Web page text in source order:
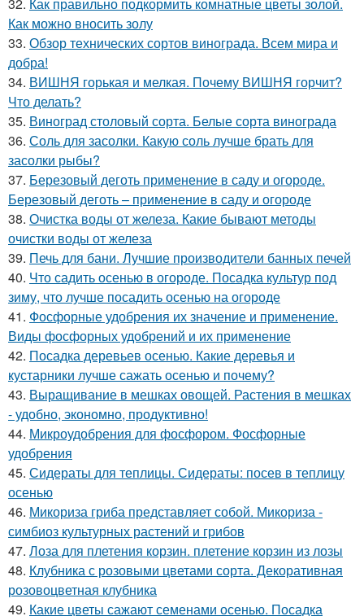
Как можно вносить золу
33. Обзор технических сортов винограда. Всем мира и
добра!
34. ВИШНЯ горькая и мелкая. Почему ВИШНЯ горчит?
Что делать?
35. Виноград столовый сорта. Белые сорта винограда
36. Соль для засолки. Какую соль лучше брать для
засолки рыбы?
37. Березовый деготь применение в саду и огороде.
Березовый деготь – применение в саду и огороде
38. Очистка воды от железа. Какие бывают методы
очистки воды от железа
39. Печь для бани. Лучшие производители банных печей
40. Что садить осенью в огороде. Посадка культур под
зиму, что лучше посадить осенью на огороде
41. Фосфорные удобрения их значение и применение.
Виды фосфорных удобрений и их применение
42. Посадка деревьев осенью. Какие деревья и
кустарники лучше сажать осенью и почему?
43. Выращивание в мешках овощей. Растения в мешках
- удобно, экономно, продуктивно!
44. Микроудобрения для фосфором. Фосфорные
удобрения
45. Сидераты для теплицы. Сидераты: посев в теплицу
осенью
46. Микориза гриба представляет собой. Микориза -
симбиоз культурных растений и грибов
47. Лоза для плетения корзин. плетение корзин из лозы
48. Клубника с розовыми цветами сорта. Декоративная
розовоцветная клубника
49. Какие цветы сажают семенами осенью. Посадка